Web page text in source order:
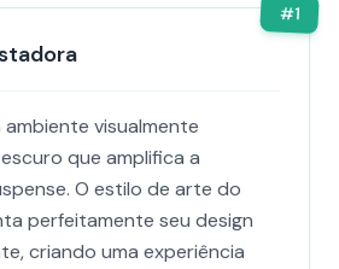
#1
ambiente visualmente
que amplifica a
O estilo de arte do
perfeitamente seu design
criando uma experiência